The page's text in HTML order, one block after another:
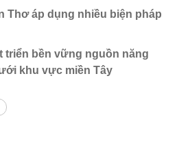
Thơ áp dụng nhiều biện pháp
triển bền vững nguồn năng
khu vực miền Tây